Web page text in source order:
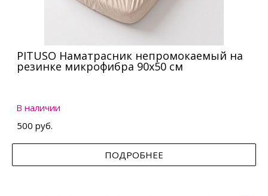
PITUSO Наматрасник непромокаемый на
резинке микрофибра 90х50 см
В наличии
500 руб.
ПОДРОБНЕЕ